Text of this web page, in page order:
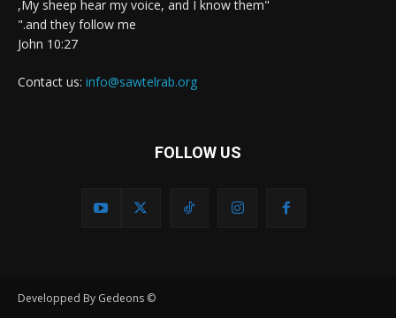
"My sheep hear my voice, and I know them,
and they follow me."
John 10:27
Contact us: info@sawtelrab.org
FOLLOW US
© Developped By Gedeons